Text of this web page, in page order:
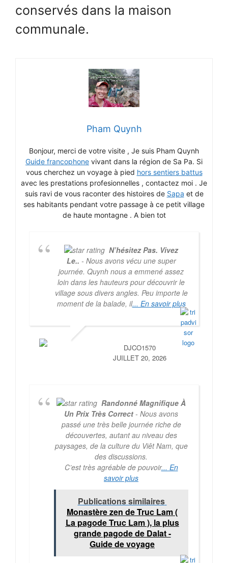
conservés dans la maison
communale.
Pham Quynh
Bonjour, merci de votre visite , Je suis Pham Quynh
Guide francophone vivant dans la région de Sa Pa. Si
vous cherchez un voyage à pied hors sentiers battus
avec les prestations profesionnelles , contactez moi . Je
suis ravi de vous raconter des histoires de Sapa et de
ses habitants pendant votre passage à ce petit village
de haute montagne . A bien tot
N’hésitez Pas. Vivez
Le.. - Nous avons vécu une super
journée. Quynh nous a emmené assez
loin dans les hauteurs pour découvrir le
village sous divers angles. Peu importe le
moment de la balade, il... En savoir plus
DJCO1570
JUILLET 20, 2026
Randonné Magnifique À
Un Prix Très Correct - Nous avons
passé une très belle journée riche de
découvertes, autant au niveau des
paysages, de la culture du Viêt Nam, que
des discussions.
C’est très agréable de pouvoir... En
savoir plus
Publications similaires
Monastère zen de Truc Lam (
La pagode Truc Lam ), la plus
grande pagode de Dalat -
Guide de voyage